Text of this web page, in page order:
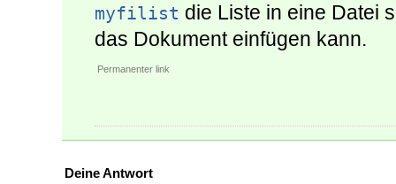
myfilist die Liste in eine Datei
das Dokument einfügen kann.
Permanenter link
Deine Antwort